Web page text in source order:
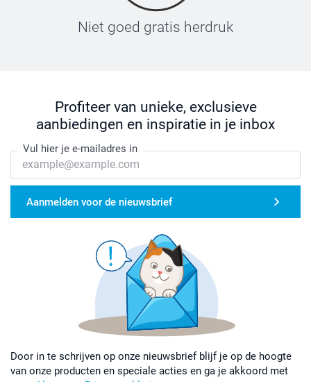
Niet goed gratis herdruk
Profiteer van unieke, exclusieve
aanbiedingen en inspiratie in je inbox
Vul hier je e-mailadres in
Aanmelden voor de nieuwsbrief
Door in te schrijven op onze nieuwsbrief blijf je op de hoogte
van onze producten en speciale acties en ga je akkoord met